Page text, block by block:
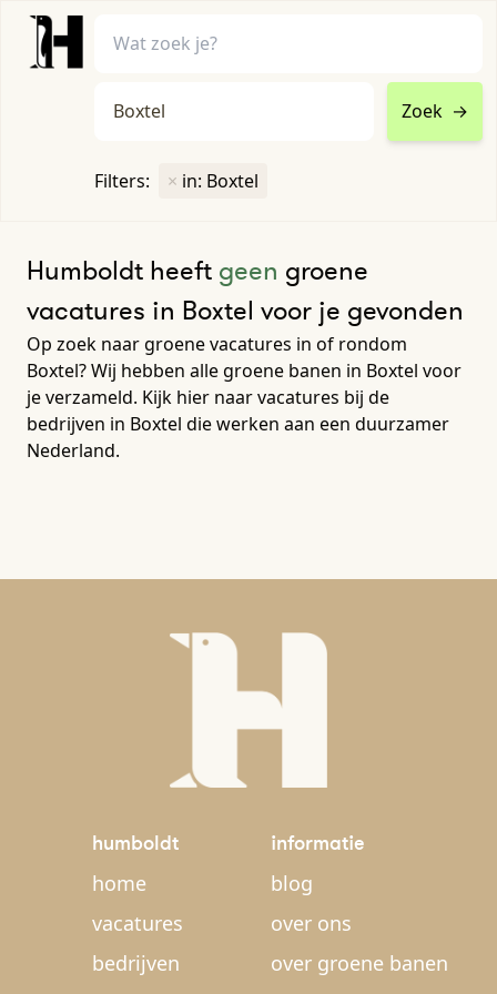
Zoek →
Filters: × in: Boxtel
Humboldt heeft geen groene
vacatures in Boxtel voor je gevonden
Op zoek naar groene vacatures in of rondom
Boxtel? Wij hebben alle groene banen in Boxtel voor
je verzameld. Kijk hier naar vacatures bij de
bedrijven in Boxtel die werken aan een duurzamer
Nederland.
humboldt
home
vacatures
bedrijven
informatie
blog
over ons
over groene banen